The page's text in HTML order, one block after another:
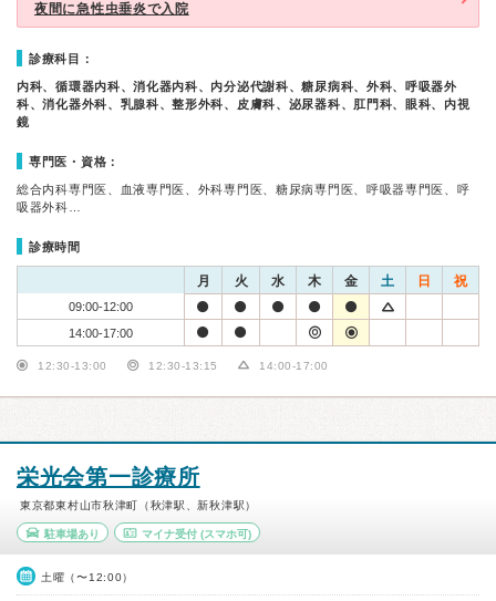
夜間に急性虫垂炎で入院
診療科目：
内科、循環器内科、消化器内科、内分泌代謝科、糖尿病科、外科、呼吸器外
科、消化器外科、乳腺科、整形外科、皮膚科、泌尿器科、肛門科、眼科、内視
鏡
専門医・資格：
総合内科専門医、血液専門医、外科専門医、糖尿病専門医、呼吸器専門医、呼
吸器外科…
診療時間
月 火 水 木 金 土 日 祝
09:00-12:00
14:00-17:00
12:30-13:00 12:30-13:15 14:00-17:00
栄光会第一診療所
東京都東村山市秋津町（秋津駅、新秋津駅）
駐車場あり マイナ受付(スマホ可)
土曜（〜12:00）